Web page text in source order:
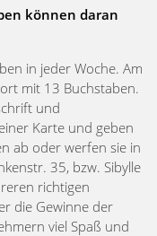
können daran
in jeder Woche. Am
mit 13 Buchstaben.
und
Karte und geben
ab oder werfen sie in
35, bzw. Sibylle
richtigen
die Gewinne der
viel Spaß und